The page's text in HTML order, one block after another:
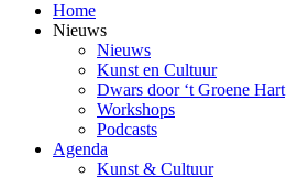
Home
Nieuws
Nieuws
Kunst en Cultuur
Dwars door ‘t Groene Hart
Workshops
Podcasts
Agenda
Kunst & Cultuur